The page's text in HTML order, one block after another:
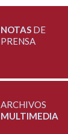
NOTASDE
PRENSA
ARCHIVOS
MULTIMEDIA